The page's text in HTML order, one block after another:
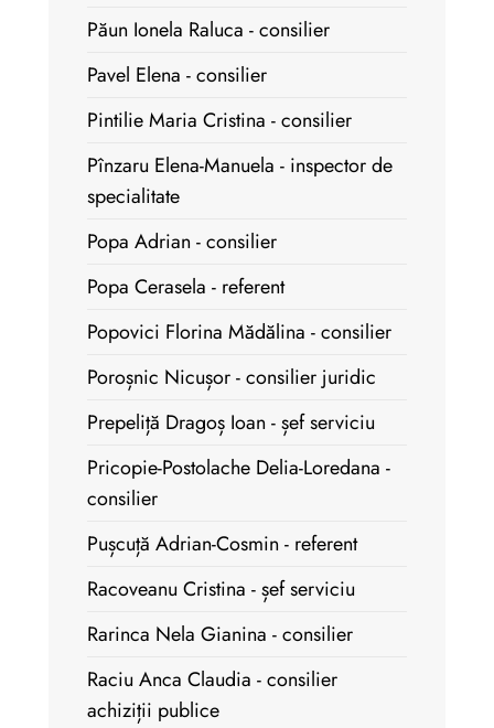
Păun Ionela Raluca - consilier
Pavel Elena - consilier
Pintilie Maria Cristina - consilier
Pînzaru Elena-Manuela - inspector de
specialitate
Popa Adrian - consilier
Popa Cerasela - referent
Popovici Florina Mădălina - consilier
Poroșnic Nicușor - consilier juridic
Prepeliță Dragoș Ioan - șef serviciu
Pricopie-Postolache Delia-Loredana -
consilier
Pușcuță Adrian-Cosmin - referent
Racoveanu Cristina - șef serviciu
Rarinca Nela Gianina - consilier
Raciu Anca Claudia - consilier
achiziții publice